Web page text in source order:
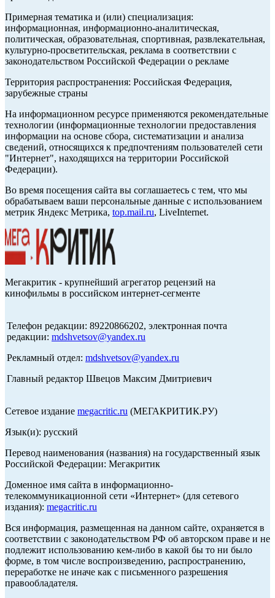
Примерная тематика и (или) специализация:
информационная, информационно-аналитическая,
политическая, образовательная, спортивная, развлекательная,
культурно-просветительская, реклама в соответствии с
законодательством Российской Федерации о рекламе
Территория распространения: Российская Федерация,
зарубежные страны
На информационном ресурсе применяются рекомендательные
технологии (информационные технологии предоставления
информации на основе сбора, систематизации и анализа
сведений, относящихся к предпочтениям пользователей сети
"Интернет", находящихся на территории Российской
Федерации).
Во время посещения сайта вы соглашаетесь с тем, что мы
обрабатываем ваши персональные данные с использованием
метрик Яндекс Метрика, top.mail.ru, LiveInternet.
Мегакритик - крупнейший агрегатор рецензий на
кинофильмы в российском интернет-сегменте
Телефон редакции: 89220866202, электронная почта
редакции: mdshvetsov@yandex.ru
Рекламный отдел: mdshvetsov@yandex.ru
Главный редактор Швецов Максим Дмитриевич
Сетевое издание megacritic.ru (МЕГАКРИТИК.РУ)
Язык(и): русский
Перевод наименования (названия) на государственный язык
Российской Федерации: Мегакритик
Доменное имя сайта в информационно-
телекоммуникационной сети «Интернет» (для сетевого
издания): megacritic.ru
Вся информация, размещенная на данном сайте, охраняется в
соответствии с законодательством РФ об авторском праве и не
подлежит использованию кем-либо в какой бы то ни было
форме, в том числе воспроизведению, распространению,
переработке не иначе как с письменного разрешения
правообладателя.